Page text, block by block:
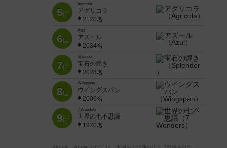
5位
Agricola
アグリコラ
2120名
6位
Azul
アズール
2034名
7位
Splendor
宝石の煌き
2028名
8位
Wingspan
ウイングスパン
2006名
9位
7 Wonders
世界の七不思議
1920名